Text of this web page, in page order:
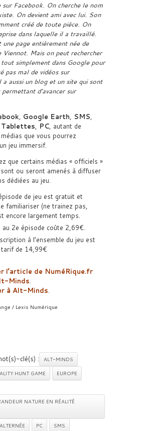
sur Facebook. On cherche le nom
On devient ami avec lui. Son
créé de toute pièce. On
dans laquelle il a travaillé.
une page entièrement née de
Viennot. Mais on peut rechercher
simplement dans Google pour
pas mal de vidéos sur
aussi un blog et un site qui sont
permettant d’avancer sur
, Google Earth, SMS,
Tablettes, PC, autant de
que vous pourrez
jeu immersif.
que certains médias « officiels »
ou seront amenés à diffuser
dédiées au jeu.
de jeu est gratuit et
familiariser (ne trainez pas,
encore largement temps.
au 2e épisode coûte 2,69€.
à l’ensemble du jeu est
de 14,99€
l’article de NuméRique.fr
Minds.
à Alt-Minds.
/ Lexis Numérique
clé(s) :
ALT-MINDS
HUNT GAME
EUROPE
NATURE EN RÉALITÉ
PC
SMS